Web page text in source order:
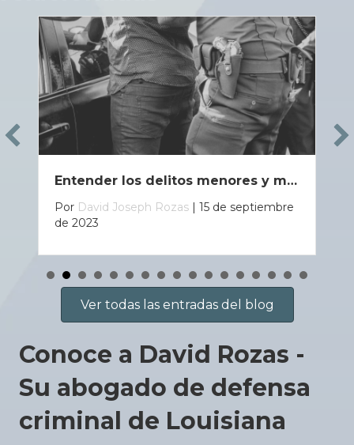
Entender los delitos menores y mayores según la ley de Luisiana
Por David Joseph Rozas | 15 de septiembre
de 2023
Ver todas las entradas del blog
Conoce a David Rozas -
Su abogado de defensa
criminal de Louisiana